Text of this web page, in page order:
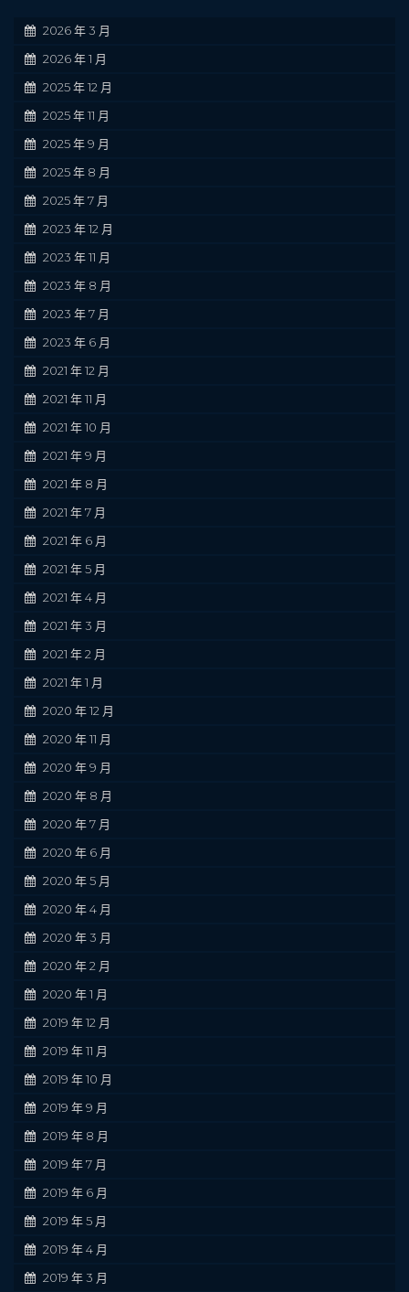
2026 年 3 月
2026 年 1 月
2025 年 12 月
2025 年 11 月
2025 年 9 月
2025 年 8 月
2025 年 7 月
2023 年 12 月
2023 年 11 月
2023 年 8 月
2023 年 7 月
2023 年 6 月
2021 年 12 月
2021 年 11 月
2021 年 10 月
2021 年 9 月
2021 年 8 月
2021 年 7 月
2021 年 6 月
2021 年 5 月
2021 年 4 月
2021 年 3 月
2021 年 2 月
2021 年 1 月
2020 年 12 月
2020 年 11 月
2020 年 9 月
2020 年 8 月
2020 年 7 月
2020 年 6 月
2020 年 5 月
2020 年 4 月
2020 年 3 月
2020 年 2 月
2020 年 1 月
2019 年 12 月
2019 年 11 月
2019 年 10 月
2019 年 9 月
2019 年 8 月
2019 年 7 月
2019 年 6 月
2019 年 5 月
2019 年 4 月
2019 年 3 月